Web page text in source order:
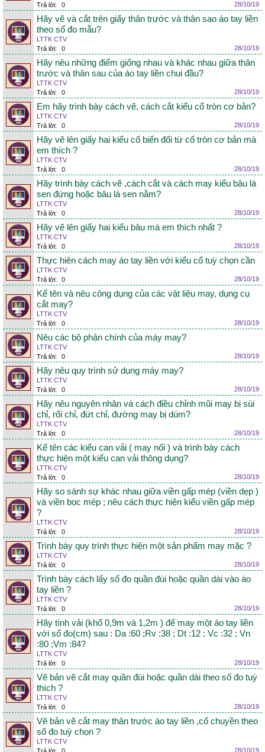
Trả lời:
0 28/10/19
Hãy vẽ và cắt trên giấy thân trước và thân sao áo tay liền
theo số đo mẫu?
LTTK CTV
Trả lời:
0 28/10/19
Hãy nêu những điểm giống nhau và khác nhau giữa thân
trước và thân sau của áo tay liền chui đầu?
LTTK CTV
Trả lời:
0 28/10/19
Em hãy trình bày cách vẽ, cách cắt kiểu cổ tròn cơ bản?
LTTK CTV
Trả lời:
0 28/10/19
Hãy vẽ lên giấy hai kiểu cổ biến đổi từ cổ tròn cơ bản mà
em thích ?
LTTK CTV
Trả lời:
0 28/10/19
Hãy trình bày cách vẽ ,cách cắt và cách may kiểu bâu lá
sen đứng hoặc bâu lá sen nằm?
LTTK CTV
Trả lời:
0 28/10/19
Hãy vẽ lên giấy hai kiểu bâu mà em thích nhất ?
LTTK CTV
Trả lời:
0 28/10/19
Thực hiên cách may áo tay liền với kiểu cổ tuỳ chọn cần
LTTK CTV
Trả lời:
0 28/10/19
Kể tên và nêu công dụng của các vật liệu may, dụng cụ
cắt may?
LTTK CTV
Trả lời:
0 28/10/19
Nêu các bộ phận chính của máy may?
LTTK CTV
Trả lời:
0 28/10/19
Hãy nêu quy trình sử dụng máy may?
LTTK CTV
Trả lời:
0 28/10/19
Hãy nêu nguyên nhân và cách điều chỉnh mũi may bị sùi
chỉ, rối chỉ, đứt chỉ, đường may bị dúm?
LTTK CTV
Trả lời:
0 28/10/19
Kể tên các kiểu can vải ( may nối ) và trình bày cách
thực hiện một kiểu can vải thông dụng?
LTTK CTV
Trả lời:
0 28/10/19
Hãy so sánh sự khác nhau giữa viền gấp mép (viền dẹp )
và viền bọc mép ; nêu cách thực hiện kiểu viền gấp mép
?
LTTK CTV
Trả lời:
0 28/10/19
Trình bày quy trình thực hiện một sản phẩm may mặc ?
LTTK CTV
Trả lời:
0 28/10/19
Trình bày cách lấy số đo quần đùi hoặc quần dài vào áo
tay liền ?
LTTK CTV
Trả lời:
0 28/10/19
Hãy tính vải (khổ 0,9m và 1,2m ) để may một áo tay liền
với số đo(cm) sau : Da :60 ;Rv :38 ; Dt :12 ; Vc :32 ; Vn
:80 ;Vm :84?
LTTK CTV
Trả lời:
0 28/10/19
Vẽ bản vẽ cắt may quần đùi hoặc quần dài theo số đo tuỳ
thích ?
LTTK CTV
Trả lời:
0 28/10/19
Vẽ bản vẽ cắt may thân trước áo tay liền ,cổ chuyền theo
số đo tuỳ chọn ?
LTTK CTV
28/10/19